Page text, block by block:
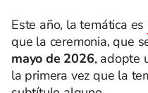
Este año, la temática es
que la ceremonia, que
mayo de 2026, adopte
la primera vez que la